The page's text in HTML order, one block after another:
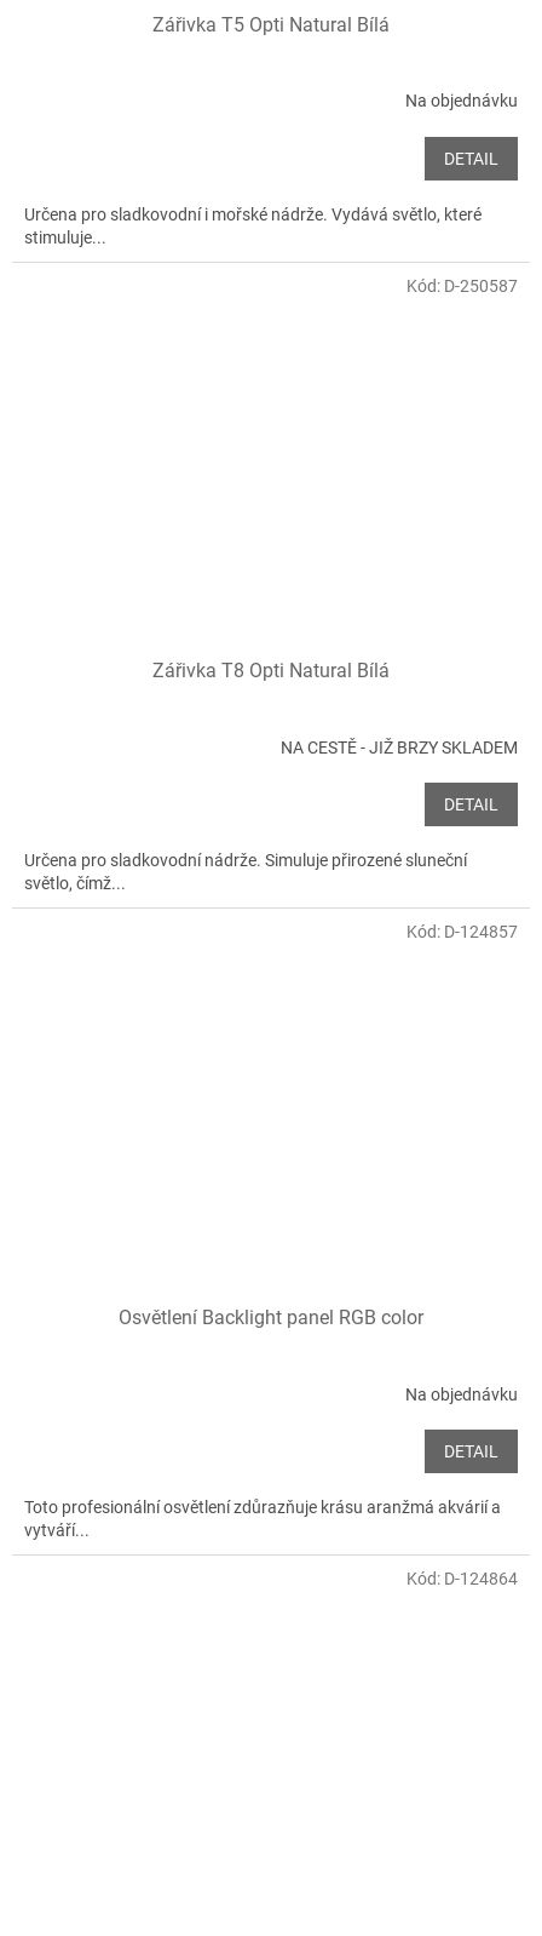
Zářivka T5 Opti Natural Bílá
Na objednávku
DETAIL
Určena pro sladkovodní i mořské nádrže. Vydává světlo, které
stimuluje...
Zářivka T8 Opti Natural Bílá
NA CESTĚ - JIŽ BRZY SKLADEM
DETAIL
Určena pro sladkovodní nádrže. Simuluje přirozené sluneční
světlo, čímž...
Kód: D-250587
Osvětlení Backlight panel RGB color
Na objednávku
DETAIL
Toto profesionální osvětlení zdůrazňuje krásu aranžmá akvárií a
vytváří...
Kód: D-124857
Kód: D-124864